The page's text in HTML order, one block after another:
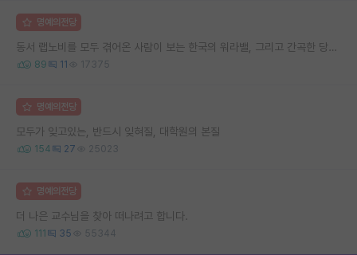
명예의전당
동서 랩노비를 모두 겪어온 사람이 보는 한국의 워라밸, 그리고 간곡한 당부의 말씀
89 11 17375
명예의전당
모두가 잊고있는, 반드시 잊혀질, 대학원의 본질
154 27 25023
명예의전당
더 나은 교수님을 찾아 떠나려고 합니다.
111 35 55344